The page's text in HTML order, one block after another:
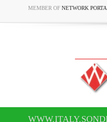
MEMBER OF NETWORK